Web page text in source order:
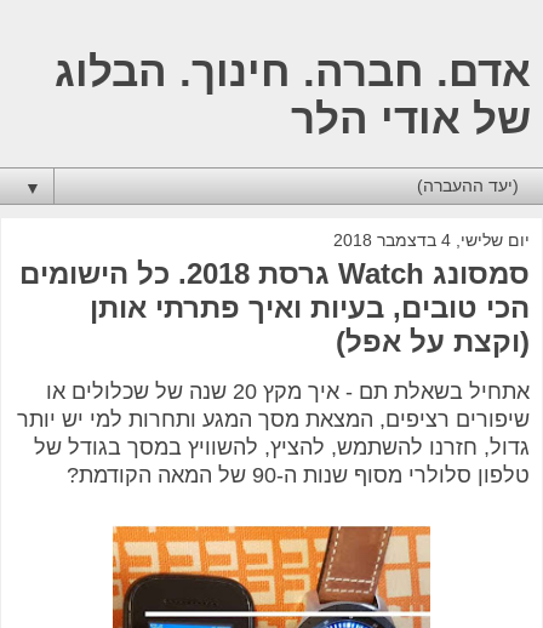
אדם. חברה. חינוך. הבלוג
של אודי הלר
▼
יום שלישי, 4 בדצמבר 2018
סמסונג Watch גרסת 2018. כל הישומים
הכי טובים, בעיות ואיך פתרתי אותן
(וקצת על אפל)
אתחיל בשאלת תם - איך מקץ 20 שנה של שכלולים או
שיפורים רציפים, המצאת מסך המגע ותחרות למי יש יותר
גדול, חזרנו להשתמש, להציץ, להשוויץ במסך בגודל של
טלפון סלולרי מסוף שנות ה-90 של המאה הקודמת?